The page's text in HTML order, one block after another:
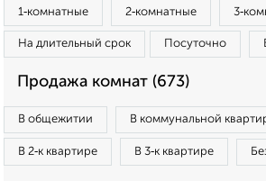
1‑комнатные 2‑комнатные
На длительный срок Посуточно
Продажа комнат (673)
В общежитии В коммунальной
В 2‑к квартире В 3‑к квартире